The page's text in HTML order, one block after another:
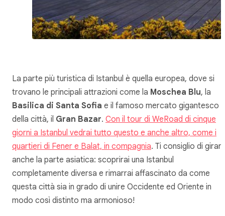
La parte più turistica di Istanbul è quella europea, dove si
trovano le principali attrazioni come la Moschea Blu, la
Basilica di Santa Sofia e il famoso mercato gigantesco
della città, il Gran Bazar. Con il tour di WeRoad di cinque
giorni a Istanbul vedrai tutto questo e anche altro, come i
quartieri di Fener e Balat, in compagnia. Ti consiglio di
anche la parte asiatica: scoprirai una Istanbul
completamente diversa e rimarrai affascinato da come
questa città sia in grado di unire Occidente ed Oriente in
modo così distinto ma armonioso!